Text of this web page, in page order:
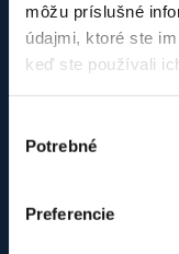
môžu príslušné
údajmi, ktoré ste
keď ste používali
súhlasu
Potrebné
Preferencie
O firme Klimy.net
čerpadiel. Pôsobíme
staráme sa o Vaše